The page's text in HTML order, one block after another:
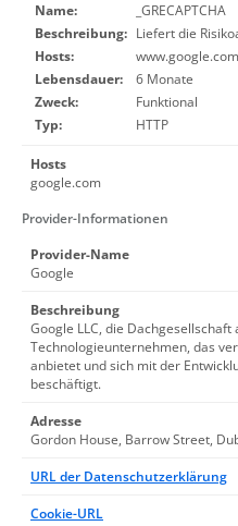
Name:
_GRECAPTCHA
Beschreibung: Liefert die
Hosts:
www.google.com
Lebensdauer:
6 Monate
Zweck:
Funktional
Typ:
HTTP
Hosts
google.com
Provider-Informationen
Provider-Name
Google
Beschreibung
Google LLC, die
Technologieunternehmen, das
anbietet und sich mit der
beschäftigt.
Adresse
Gordon House, Barrow Street,
URL der Datenschutzerklärung
Cookie-URL